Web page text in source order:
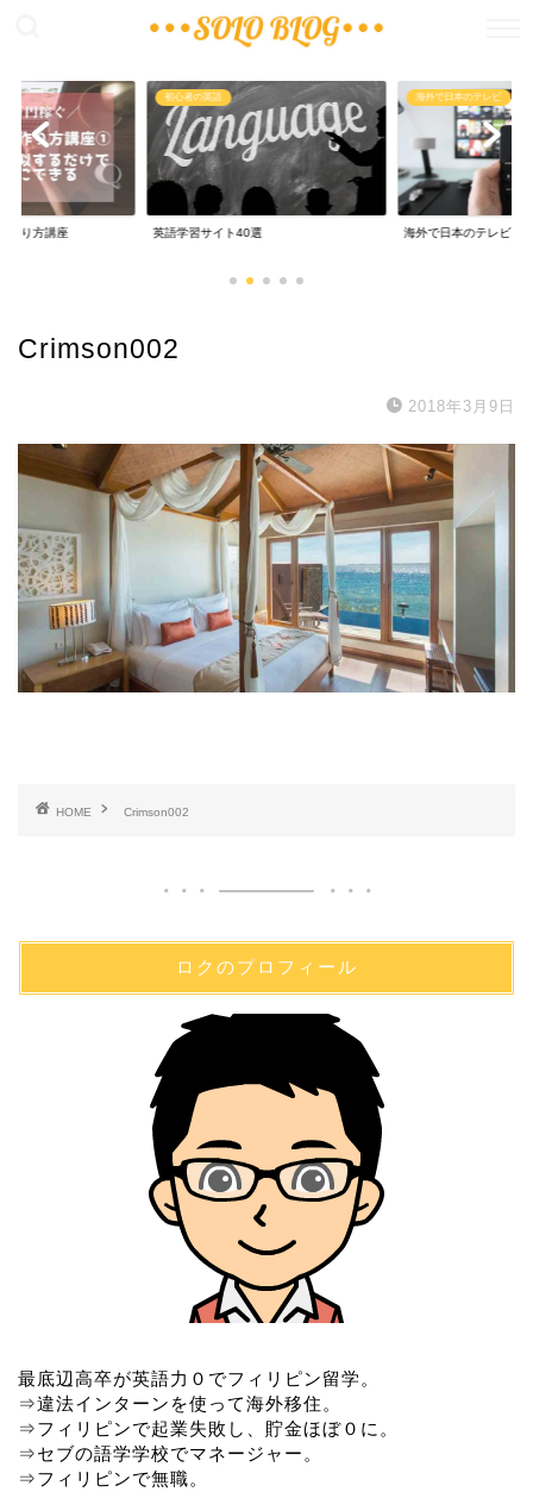
作り方講座
初心者の英語
英語学習サイト40選
海外で日本のテレビ
海外で日本のテレビ
Crimson002
2018年3月9日
HOME Crimson002
ロクのプロフィール
最底辺高卒が英語力０でフィリピン留学。
⇒違法インターンを使って海外移住。
⇒フィリピンで起業失敗し、貯金ほぼ０に。
⇒セブの語学学校でマネージャー。
⇒フィリピンで無職。